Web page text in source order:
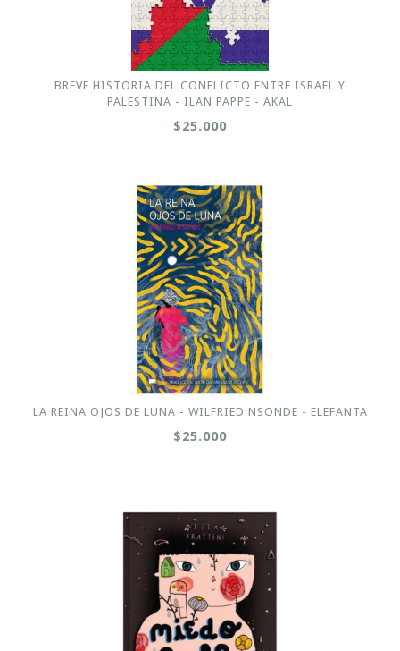
BREVE HISTORIA DEL CONFLICTO ENTRE ISRAEL Y
PALESTINA - ILAN PAPPE - AKAL
$25.000
LA REINA OJOS DE LUNA - WILFRIED NSONDE - ELEFANTA
$25.000